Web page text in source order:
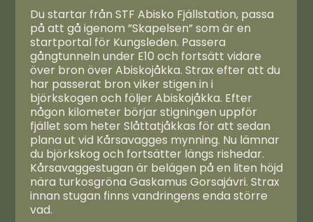
Du startar från STF Abisko Fjällstation, passa
på att gå igenom ”Skapelsen” som är en
startportal för Kungsleden. Passera
gångtunneln under E10 och fortsätt vidare
över bron över Abiskojåkka. Strax efter att du
har passerat bron viker stigen in i
björkskogen och följer Abiskojåkka. Efter
någon kilometer börjar stigningen uppför
fjället som heter Slåttatjåkkas för att sedan
plana ut vid Kårsavagges mynning. Nu lämnar
du björkskog och fortsätter längs rishedar.
Kårsavaggestugan är belägen på en liten höjd
nära turkosgröna Gaskamus Gorsajávri. Strax
innan stugan finns vandringens enda större
vad.